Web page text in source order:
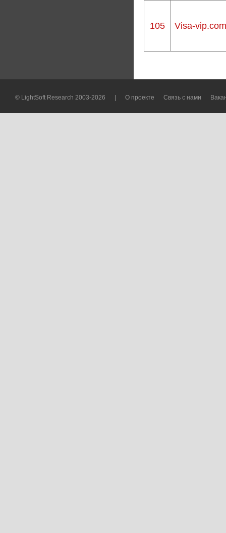
105 Visa-vip.com
© LightSoft Research 2003-2026 О проекте Связь с нами